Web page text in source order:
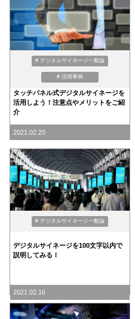
# デジタルサイネージ一般論
# 活用事例
タッチパネル式デジタルサイネージを
活用しよう！注意点やメリットをご紹
介
2021.02.20
# デジタルサイネージ一般論
デジタルサイネージを100文字以内で
説明してみる！
2021.02.16